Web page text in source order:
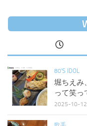
80'S IDOL
堀ちえみ
って笑っ
2025-10-12